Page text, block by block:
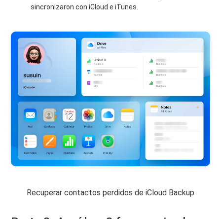
sincronizaron con iCloud e iTunes.
Recuperar contactos perdidos de iCloud Backup